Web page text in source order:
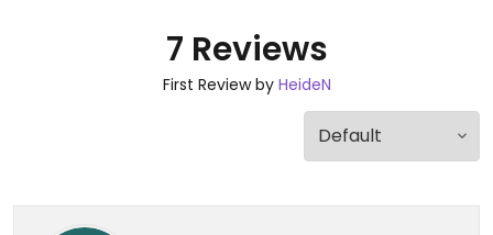
7 Reviews
First Review by HeideN